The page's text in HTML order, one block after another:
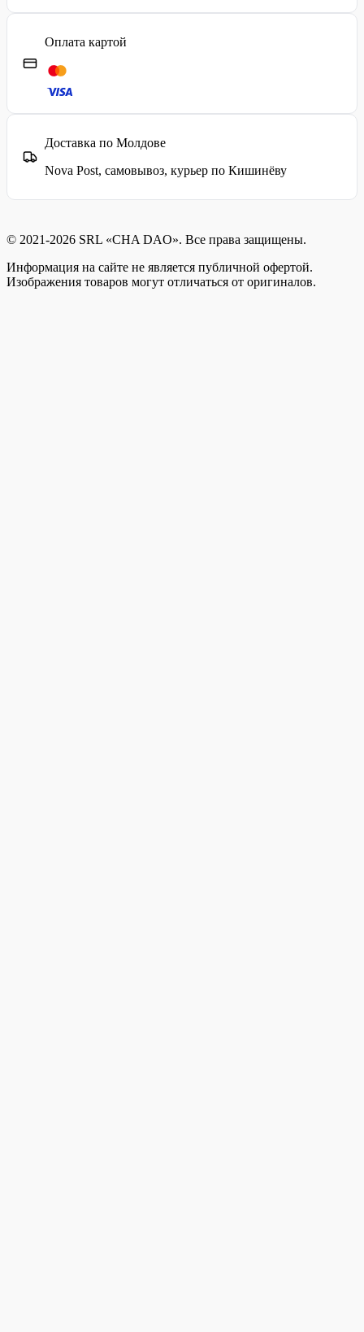
Оплата картой
Доставка по Молдове
Nova Post, самовывоз, курьер по Кишинёву
© 2021-2026 SRL «CHA DAO». Все права защищены.
Информация на сайте не является публичной офертой.
Изображения товаров могут отличаться от оригиналов.